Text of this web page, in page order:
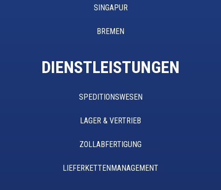
SINGAPUR
BREMEN
DIENSTLEISTUNGEN
SPEDITIONSWESEN
LAGER & VERTRIEB
ZOLLABFERTIGUNG
LIEFERKETTENMANAGEMENT